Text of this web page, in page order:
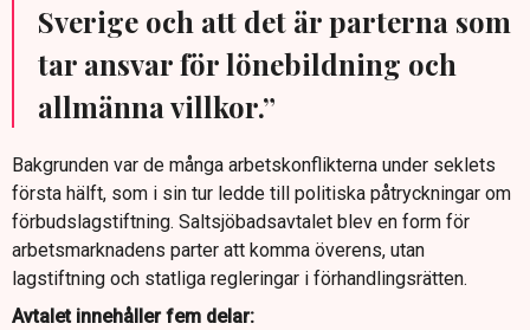
Sverige och att det är parterna som
tar ansvar för lönebildning och
allmänna villkor.”
Bakgrunden var de många arbetskonflikterna under seklets
första hälft, som i sin tur ledde till politiska påtryckningar om
förbudslagstiftning. Saltsjöbadsavtalet blev en form för
arbetsmarknadens parter att komma överens, utan
lagstiftning och statliga regleringar i förhandlingsrätten.
Avtalet innehåller fem delar: